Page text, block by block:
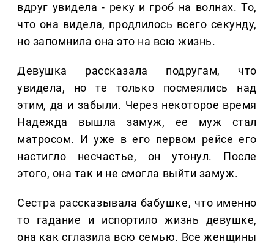
вдруг увидела - реку и гроб на волнах. То,
что она видела, продлилось всего секунду,
но запомнила она это на всю жизнь.
Девушка рассказала подругам, что
увидела, но те только посмеялись над
этим, да и забыли. Через некоторое время
Надежда вышла замуж, ее муж стал
матросом. И уже в его первом рейсе его
настигло несчастье, он утонул. После
этого, она так и не смогла выйти замуж.
Сестра рассказывала бабушке, что именно
то гадание и испортило жизнь девушке,
она как сглазила всю семью. Все женщины